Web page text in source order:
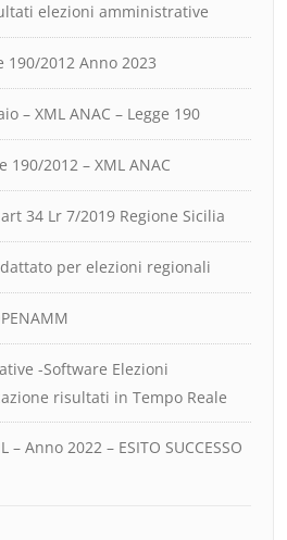
elezioni amministrative
2012 Anno 2023
– XML ANAC – Legge 190
2012 – XML ANAC
34 Lr 7/2019 Regione Sicilia
per elezioni regionali
-Software Elezioni
risultati in Tempo Reale
– Anno 2022 – ESITO SUCCESSO